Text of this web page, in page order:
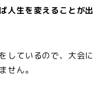
人生を変えることが出
しているので、大会に
せん。